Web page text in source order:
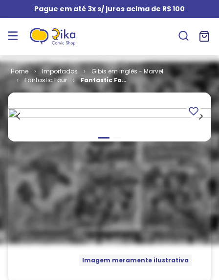
Pague em até 3x s/ juros acima de R$ 100
Importados
Gibis em inglês - Marvel
Fantastic Four
Fantastic Four
- Volume 1 #
Imagem meramente ilustrativa